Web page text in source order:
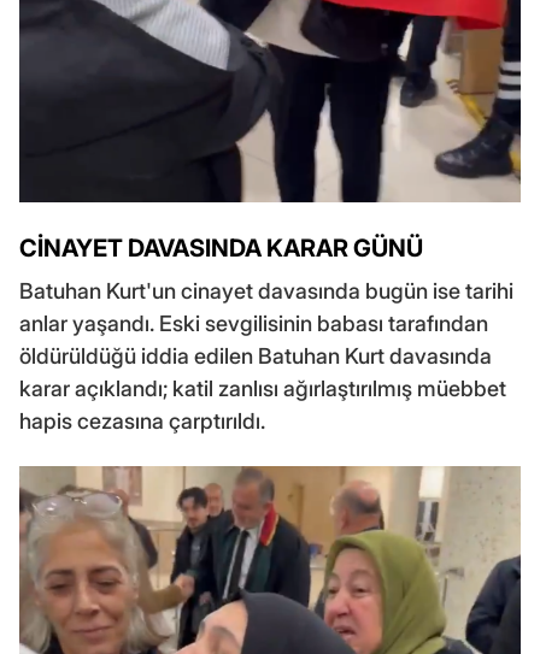
CİNAYET DAVASINDA KARAR GÜNÜ
Batuhan Kurt'un cinayet davasında bugün ise tarihi
anlar yaşandı. Eski sevgilisinin babası tarafından
öldürüldüğü iddia edilen Batuhan Kurt davasında
karar açıklandı; katil zanlısı ağırlaştırılmış müebbet
hapis cezasına çarptırıldı.